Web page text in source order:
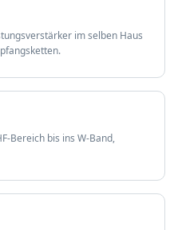
im selben Haus
Bereich bis ins W-Band,